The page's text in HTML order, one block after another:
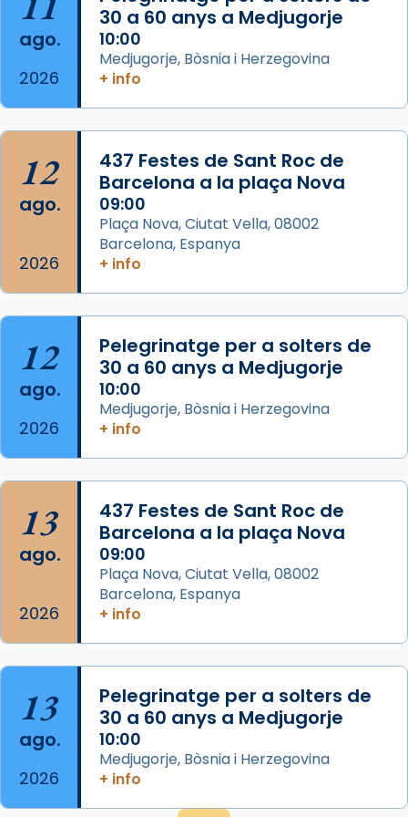
Josep Omella, ha presidit la missa i l’ha
concelebrat el bisbe auxiliar de Barcelona,
Mons. David Abadías.
📸 Dr. G. Simón
Foto
View on Facebook · Share
Arquebisbat de Barcelona
2 weeks ago
Memòria de les santes Juliana i
Acompanyant la història de sant Cugat, a
partir de l’Edat Mitjana sorgeix la tradició
que les santes Juliana (“relatiu a Júlia”) i
Semproniana (“relatiu a Semprònia =
eterna”) són deixebles seves. I l’any 1667, el
frare Joan Gaspar Roig, afirma en una obra
que les santes són filles de l’antiga Iluro.
Mataró en reivindicarà les relíq
View on Facebook · Share
ago.
2026
30 a 60 anys a Medjugorje
10:00
Medjugorje, Bòsnia i Herzegovina
+ info
12
ago.
2026
437 Festes de Sant Roc de
Barcelona a la plaça Nova
09:00
Plaça Nova, Ciutat Vella, 08002
Barcelona, Espanya
+ info
12
ago.
2026
Pelegrinatge per a solters de
30 a 60 anys a Medjugorje
10:00
Medjugorje, Bòsnia i Herzegovina
+ info
13
ago.
2026
437 Festes de Sant Roc de
Barcelona a la plaça Nova
09:00
Plaça Nova, Ciutat Vella, 08002
Barcelona, Espanya
+ info
13
ago.
2026
Pelegrinatge per a solters de
30 a 60 anys a Medjugorje
10:00
Medjugorje, Bòsnia i Herzegovina
+ info